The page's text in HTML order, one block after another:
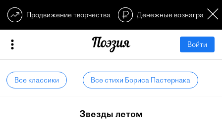
Продвижение творчества Денежные
Войти
Все классики Все стихи Бориса Пастернака
Звезды летом